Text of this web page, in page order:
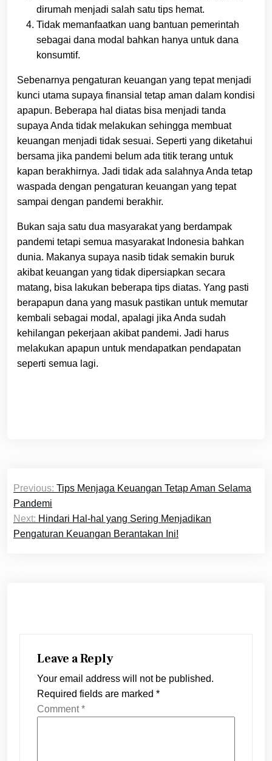
dirumah menjadi salah satu tips hemat.
Tidak memanfaatkan uang bantuan pemerintah
sebagai dana modal bahkan hanya untuk dana
konsumtif.
Sebenarnya pengaturan keuangan yang tepat menjadi
kunci utama supaya finansial tetap aman dalam kondisi
apapun. Beberapa hal diatas bisa menjadi tanda
supaya Anda tidak melakukan sehingga membuat
keuangan menjadi tidak sesuai. Seperti yang diketahui
bersama jika pandemi belum ada titik terang untuk
kapan berakhirnya. Jadi tidak ada salahnya Anda tetap
waspada dengan pengaturan keuangan yang tepat
sampai dengan pandemi berakhir.
Bukan saja satu dua masyarakat yang berdampak
pandemi tetapi semua masyarakat Indonesia bahkan
dunia. Makanya supaya nasib tidak semakin buruk
akibat keuangan yang tidak dipersiapkan secara
matang, bisa lakukan beberapa tips diatas. Yang pasti
berapapun dana yang masuk pastikan untuk memutar
kembali sebagai modal, apalagi jika Anda sudah
kehilangan pekerjaan akibat pandemi. Jadi harus
melakukan apapun untuk mendapatkan pendapatan
seperti semua lagi.
Post
navigation
Previous: Tips Menjaga Keuangan Tetap Aman Selama
Pandemi
Next: Hindari Hal-hal yang Sering Menjadikan
Pengaturan Keuangan Berantakan Ini!
Leave a Reply
Your email address will not be published.
Required fields are marked *
Comment*